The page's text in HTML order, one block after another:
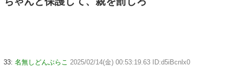
33: 名無しどんぶらこ 2025/02/14(金) 00:53:19.63 ID:d5iBcnlx0